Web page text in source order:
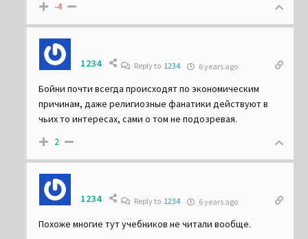
-4
1234 Reply to 1234 6 years ago
Бойни почти всегда происходят по экономическим
причинам, даже религиозные фанатики действуют в
чьих то интересах, сами о том не подозревая.
2
1234 Reply to 1234 6 years ago
Похоже многие тут учебников не читали вообще.